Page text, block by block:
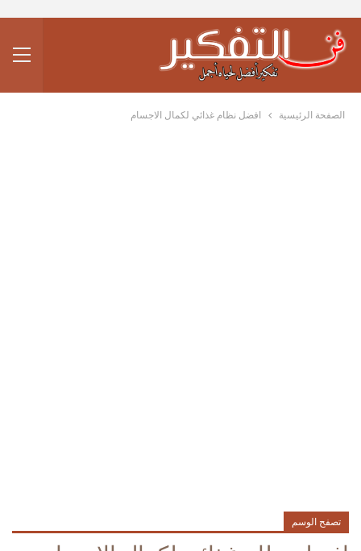
الصفحة الرئيسية افضل نظام غذائي لكمال الاجسام
تصفح الوسم